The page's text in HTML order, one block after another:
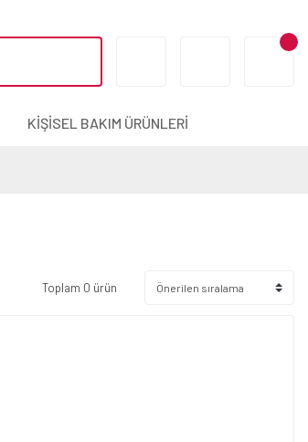
KİŞİSEL BAKIM ÜRÜNLERİ
Toplam 0 ürün